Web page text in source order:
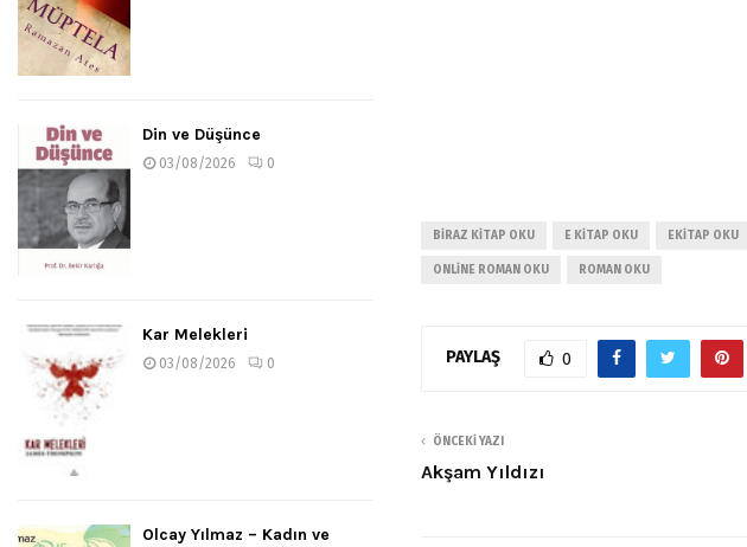
BIRAZ KITAP OKU E KITAP OKU EKITAP OKU
ONLINE ROMAN OKU ROMAN OKU
PAYLAŞ 0
ÖNCEKI YAZI
Akşam Yıldızı
Din ve Düşünce
03/08/2026 0
Kar Melekleri
03/08/2026 0
Olcay Yılmaz – Kadın ve